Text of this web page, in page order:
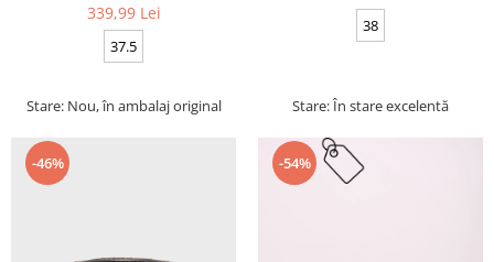
339,99 Lei
37.5
Stare: Nou, în ambalaj original
38
Stare: În stare excelentă
-46% -54%